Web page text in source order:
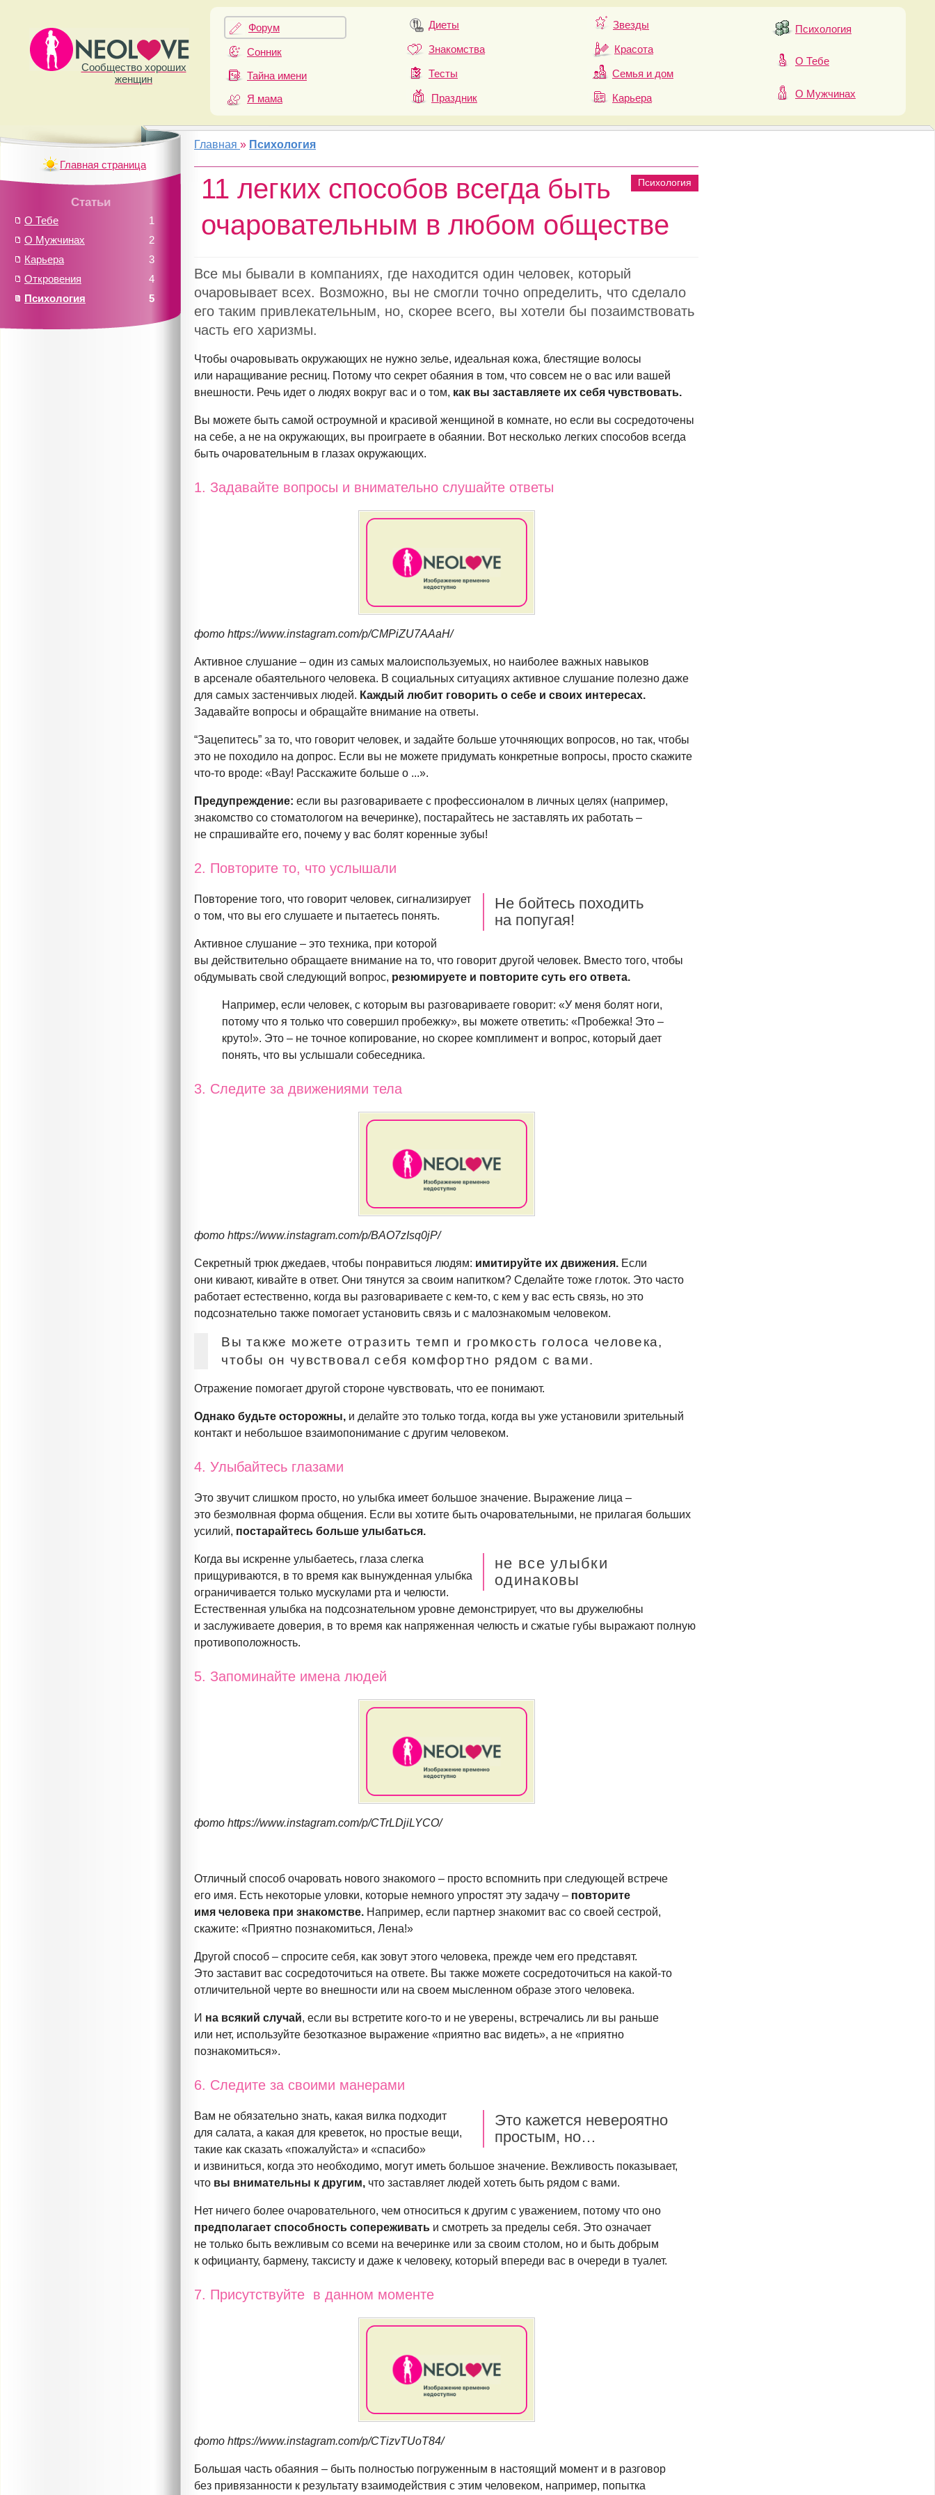
Сообщество хороших
женщин
Форум
Сонник
Тайна имени
Я мама
Диеты
Знакомства
Тесты
Праздник
Звезды
Красота
Семья и дом
Карьера
Психология
О Тебе
О Мужчинах
Главная » Психология
Психология
11 легких способов всегда быть
очаровательным в любом обществе
Все мы бывали в компаниях, где находится один человек, который
очаровывает всех. Возможно, вы не смогли точно определить, что сделало
его таким привлекательным, но, скорее всего, вы хотели бы позаимствовать
часть его харизмы.
Чтобы очаровывать окружающих не нужно зелье, идеальная кожа, блестящие волосы
или наращивание ресниц. Потому что секрет обаяния в том, что совсем не о вас или вашей
внешности. Речь идет о людях вокруг вас и о том, как вы заставляете их себя чувствовать.
Вы можете быть самой остроумной и красивой женщиной в комнате, но если вы сосредоточены
на себе, а не на окружающих, вы проиграете в обаянии. Вот несколько легких способов всегда
быть очаровательным в глазах окружающих.
1. Задавайте вопросы и внимательно слушайте ответы
фото https://www.instagram.com/p/CMPiZU7AAaH/
Активное слушание – один из самых малоиспользуемых, но наиболее важных навыков
в арсенале обаятельного человека. В социальных ситуациях активное слушание полезно даже
для самых застенчивых людей. Каждый любит говорить о себе и своих интересах.
Задавайте вопросы и обращайте внимание на ответы.
“Зацепитесь” за то, что говорит человек, и задайте больше уточняющих вопросов, но так, чтобы
это не походило на допрос. Если вы не можете придумать конкретные вопросы, просто скажите
что-то вроде: «Вау! Расскажите больше о ...».
Предупреждение: если вы разговариваете с профессионалом в личных целях (например,
знакомство со стоматологом на вечеринке), постарайтесь не заставлять их работать –
не спрашивайте его, почему у вас болят коренные зубы!
2. Повторите то, что услышали
Не бойтесь походить
на попугая!
Повторение того, что говорит человек, сигнализирует
о том, что вы его слушаете и пытаетесь понять.
Активное слушание – это техника, при которой
вы действительно обращаете внимание на то, что говорит другой человек. Вместо того, чтобы
обдумывать свой следующий вопрос, резюмируете и повторите суть его ответа.
Например, если человек, с которым вы разговариваете говорит: «У меня болят ноги,
потому что я только что совершил пробежку», вы можете ответить: «Пробежка! Это –
круто!». Это – не точное копирование, но скорее комплимент и вопрос, который дает
понять, что вы услышали собеседника.
3. Следите за движениями тела
фото https://www.instagram.com/p/BAO7zIsq0jP/
Секретный трюк джедаев, чтобы понравиться людям: имитируйте их движения. Если
они кивают, кивайте в ответ. Они тянутся за своим напитком? Сделайте тоже глоток. Это часто
работает естественно, когда вы разговариваете с кем-то, с кем у вас есть связь, но это
подсознательно также помогает установить связь и с малознакомым человеком.
Вы также можете отразить темп и громкость голоса человека,
чтобы он чувствовал себя комфортно рядом с вами.
Отражение помогает другой стороне чувствовать, что ее понимают.
Однако будьте осторожны, и делайте это только тогда, когда вы уже установили зрительный
контакт и небольшое взаимопонимание с другим человеком.
4. Улыбайтесь глазами
Это звучит слишком просто, но улыбка имеет большое значение. Выражение лица –
это безмолвная форма общения. Если вы хотите быть очаровательными, не прилагая больших
усилий, постарайтесь больше улыбаться.
не все улыбки
одинаковы
Когда вы искренне улыбаетесь, глаза слегка
прищуриваются, в то время как вынужденная улыбка
ограничивается только мускулами рта и челюсти.
Естественная улыбка на подсознательном уровне демонстрирует, что вы дружелюбны
и заслуживаете доверия, в то время как напряженная челюсть и сжатые губы выражают полную
противоположность.
5. Запоминайте имена людей
фото https://www.instagram.com/p/CTrLDjiLYCO/
Отличный способ очаровать нового знакомого – просто вспомнить при следующей встрече
его имя. Есть некоторые уловки, которые немного упростят эту задачу – повторите
имя человека при знакомстве. Например, если партнер знакомит вас со своей сестрой,
скажите: «Приятно познакомиться, Лена!»
Другой способ – спросите себя, как зовут этого человека, прежде чем его представят.
Это заставит вас сосредоточиться на ответе. Вы также можете сосредоточиться на какой-то
отличительной черте во внешности или на своем мысленном образе этого человека.
И на всякий случай, если вы встретите кого-то и не уверены, встречались ли вы раньше
или нет, используйте безотказное выражение «приятно вас видеть», а не «приятно
познакомиться».
6. Следите за своими манерами
Это кажется невероятно
простым, но…
Вам не обязательно знать, какая вилка подходит
для салата, а какая для креветок, но простые вещи,
такие как сказать «пожалуйста» и «спасибо»
и извиниться, когда это необходимо, могут иметь большое значение. Вежливость показывает,
что вы внимательны к другим, что заставляет людей хотеть быть рядом с вами.
Нет ничего более очаровательного, чем относиться к другим с уважением, потому что оно
предполагает способность сопереживать и смотреть за пределы себя. Это означает
не только быть вежливым со всеми на вечеринке или за своим столом, но и быть добрым
к официанту, бармену, таксисту и даже к человеку, который впереди вас в очереди в туалет.
7. Присутствуйте в данном моменте
фото https://www.instagram.com/p/CTizvTUoT84/
Большая часть обаяния – быть полностью погруженным в настоящий момент и в разговор
без привязанности к результату взаимодействия с этим человеком, например, попытка
Главная страница
Статьи
1
О Тебе
2
О Мужчинах
3
Карьера
4
Откровения
5
Психология